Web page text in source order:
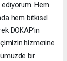
ediyorum. Hem
hem bitkisel
DOKAP’ın
hizmetine
bir